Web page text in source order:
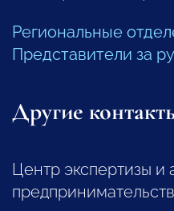
Региональные
Представители за
Другие
Центр экспертизы и